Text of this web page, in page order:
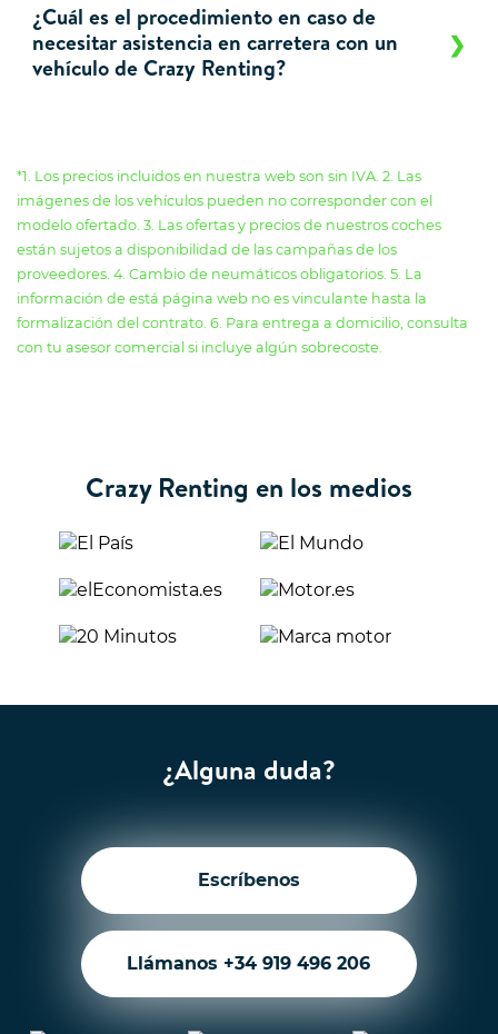
¿Cuál es el procedimiento en caso de
necesitar asistencia en carretera con un
vehículo de Crazy Renting?
*1. Los precios incluidos en nuestra web son sin IVA. 2. Las
imágenes de los vehículos pueden no corresponder con el
modelo ofertado. 3. Las ofertas y precios de nuestros coches
están sujetos a disponibilidad de las campañas de los
proveedores. 4. Cambio de neumáticos obligatorios. 5. La
información de está página web no es vinculante hasta la
formalización del contrato. 6. Para entrega a domicilio, consulta
con tu asesor comercial si incluye algún sobrecoste.
Crazy Renting en los medios
¿Alguna duda?
Escríbenos
Llámanos +34 919 496 206